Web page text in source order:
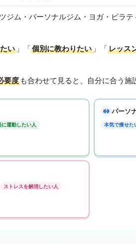
ジム・パーソナルジム・ヨガ・ピラ
い 」「個別に教わりたい 」「レッス
要度 も合わせて見ると、自分に合う施
運動したい人
パーソ
本気で痩せた
ストレスを解消したい人